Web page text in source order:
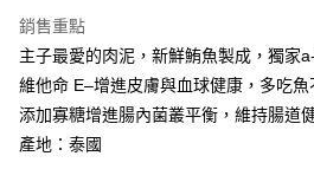
元大商業銀行
台新國際商業銀行
中
台灣樂天信用卡公司
聯邦商業銀行
元大商業銀行
永
玉山商業銀行
星
台灣樂天信用卡公司
街口支付
悠遊付
【關於「AFTEE先享後付」】
銷售重點
主子最愛的肉泥，新鮮鮪魚製成，獨家
維他命 E–增進皮膚與血球健康，多吃魚
添加寡糖增進腸內菌叢平衡，維持腸道
產地：泰國